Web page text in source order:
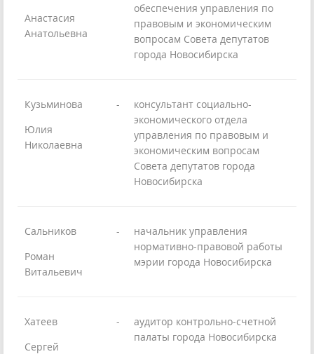
Анастасия
Анатольевна
обеспечения управления по
правовым и экономическим
вопросам Совета депутатов
города Новосибирска
Кузьминова
Юлия
Николаевна
-
консультант социально-
экономического отдела
управления по правовым и
экономическим вопросам
Совета депутатов города
Новосибирска
Сальников
Роман
Витальевич
-
начальник управления
нормативно-правовой работы
мэрии города Новосибирска
Хатеев
Сергей
-
аудитор контрольно-счетной
палаты города Новосибирска